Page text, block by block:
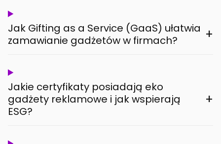
Jak Gifting as a Service (GaaS) ułatwia
zamawianie gadżetów w firmach?
+
Jakie certyfikaty posiadają eko
gadżety reklamowe i jak wspierają
ESG?
+